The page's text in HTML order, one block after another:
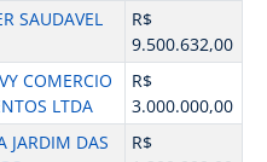
SAUDAVEL
R$
9.500.632,00
COMERCIO
LTDA
R$
3.000.000,00
JARDIM DAS
R$